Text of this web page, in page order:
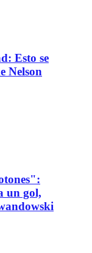
Esto se
Nelson
un gol,